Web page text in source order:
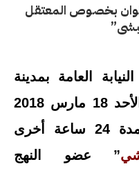
بخصوص المعتقل
العامة بمدينة
تطوان قررت صباح اليوم الأحد 18 مارس 2018
تمديد الحراسة النظرية لمدة 24 ساعة أخرى
” عضو النهج